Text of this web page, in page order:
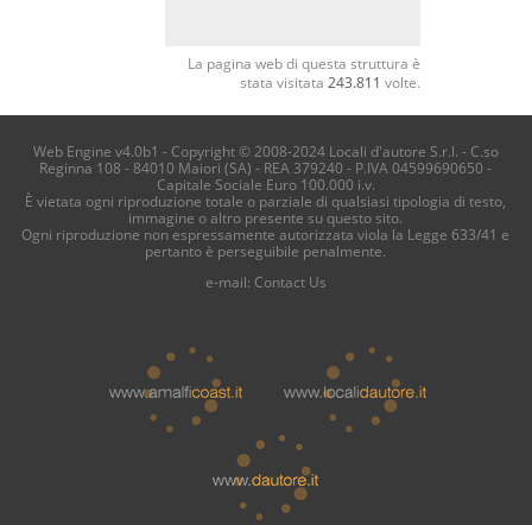
La pagina web di questa struttura è
stata visitata 243.811 volte.
Web Engine v4.0b1 - Copyright © 2008-2024 Locali d'autore S.r.l. - C.so
Reginna 108 - 84010 Maiori (SA) - REA 379240 - P.IVA 04599690650 -
Capitale Sociale Euro 100.000 i.v.
È vietata ogni riproduzione totale o parziale di qualsiasi tipologia di testo,
immagine o altro presente su questo sito.
Ogni riproduzione non espressamente autorizzata viola la Legge 633/41 e
pertanto è perseguibile penalmente.
e-mail: Contact Us